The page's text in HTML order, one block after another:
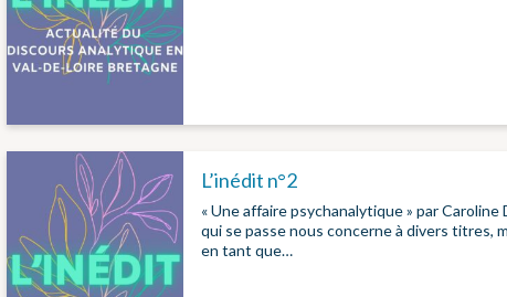
L’inédit n°2
« Une affaire psychanalytique » par Caroline
qui se passe nous concerne à divers titres,
en tant que…